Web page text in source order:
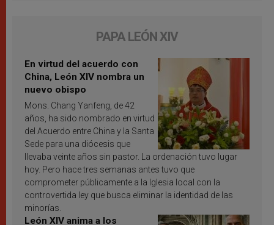
PAPA LEÓN XIV
En virtud del acuerdo con
China, León XIV nombra un
nuevo obispo
Mons. Chang Yanfeng, de 42
años, ha sido nombrado en virtud
del Acuerdo entre China y la Santa
Sede para una diócesis que
llevaba veinte años sin pastor. La ordenación tuvo lugar
hoy. Pero hace tres semanas antes tuvo que
comprometer públicamente a la Iglesia local con la
controvertida ley que busca eliminar la identidad de las
minorías.
León XIV anima a los